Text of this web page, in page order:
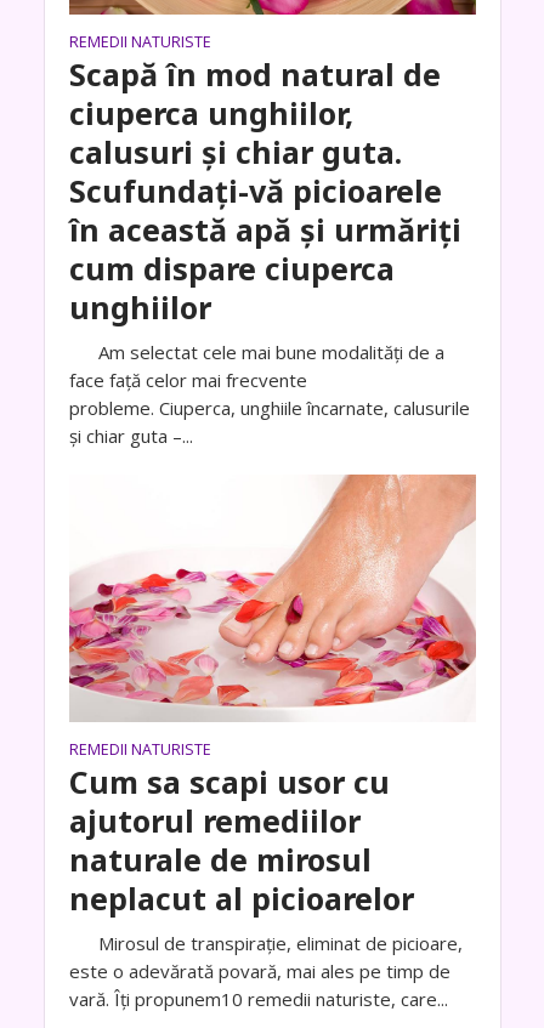
REMEDII NATURISTE
Scapă în mod natural de
ciuperca unghiilor,
calusuri și chiar guta.
Scufundați-vă picioarele
în această apă și urmăriți
cum dispare ciuperca
unghiilor
Am selectat cele mai bune modalități de a
face față celor mai frecvente
probleme. Ciuperca, unghiile încarnate, calusurile
și chiar guta –...
REMEDII NATURISTE
Cum sa scapi usor cu
ajutorul remediilor
naturale de mirosul
neplacut al picioarelor
Mirosul de transpirație, eliminat de picioare,
este o adevărată povară, mai ales pe timp de
vară. Îți propunem10 remedii naturiste, care...